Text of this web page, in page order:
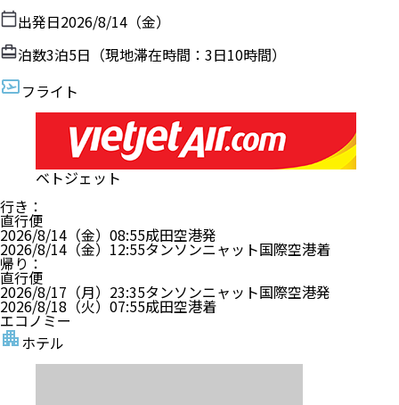
出発日2026/8/14（金）
泊数3泊5日（現地滞在時間： 3日10時間）
フライト
ベトジェット
行き ：
直行便
2026/8/14（金） 08:55成田空港発
2026/8/14（金） 12:55タンソンニャット国際空港着
帰り ：
直行便
2026/8/17（月） 23:35タンソンニャット国際空港発
2026/8/18（火） 07:55成田空港着
エコノミー
ホテル